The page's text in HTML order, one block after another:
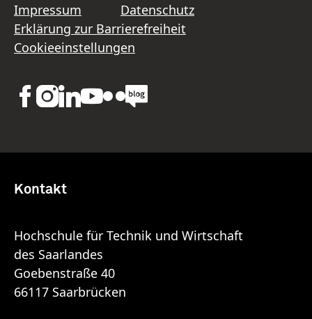
Impressum
Datenschutz
Erklärung zur Barrierefreiheit
Cookieeinstellungen
Kontakt
Hochschule für Technik und Wirtschaft
des Saarlandes
Goebenstraße 40
66117 Saarbrücken